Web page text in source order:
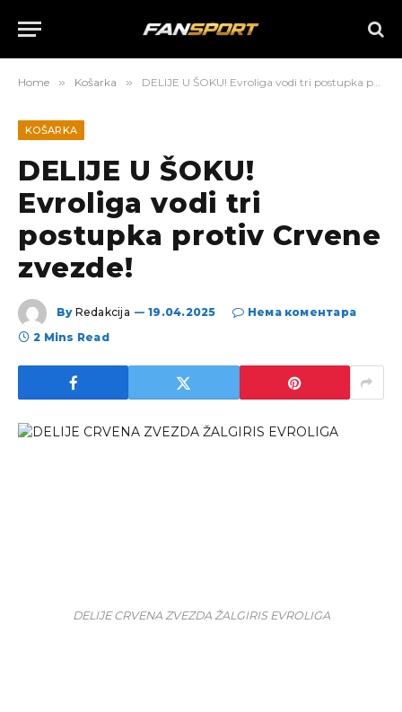
Home » Košarka » DELIJE U ŠOKU! Evroliga vodi tri postupka protiv Crvene zvezde!
KOŠARKA
DELIJE U ŠOKU!
Evroliga vodi tri
postupka protiv Crvene
zvezde!
By Redakcija 19.04.2025
Нема коментара
2 Mins Read
DELIJE CRVENA ZVEZDA ŽALGIRIS EVROLIGA